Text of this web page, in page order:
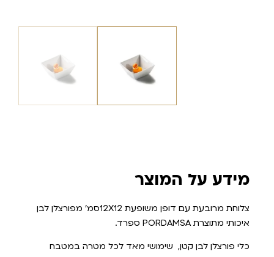
מידע על המוצר
צלוחת מרובעת עם דופן משופעת 12X12סמ' מפורצלן לבן
איכותי מתוצרת PORDAMSA ספרד.
כלי פורצלן לבן קטן, שימושי מאד לכל מטרה במטבח